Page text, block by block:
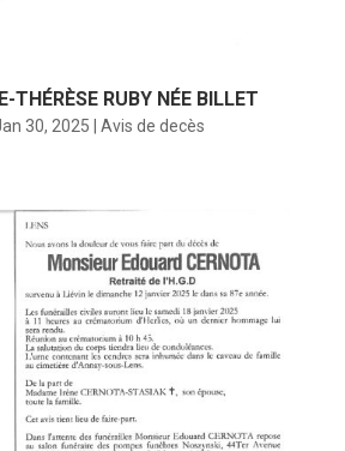
THÉRÈSE RUBY NÉE BILLET
30, 2025 Avis de decès